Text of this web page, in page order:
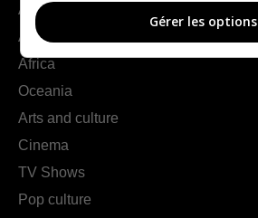
Americas
Asia
Africa
Oceania
Arts and culture
Cinema
TV Shows
Pop culture
Gérer les options